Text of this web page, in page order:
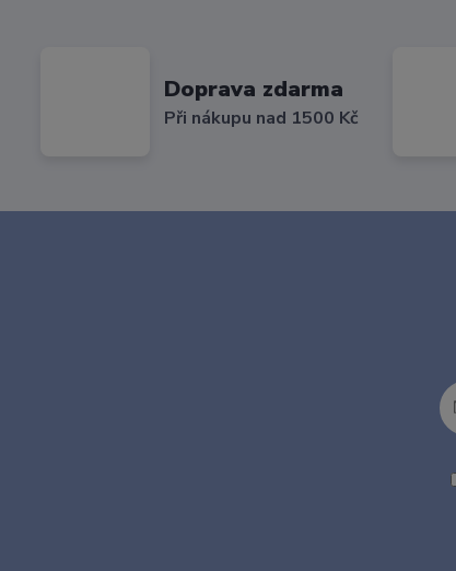
Doprava zdarma
Při nákupu nad 1500 Kč